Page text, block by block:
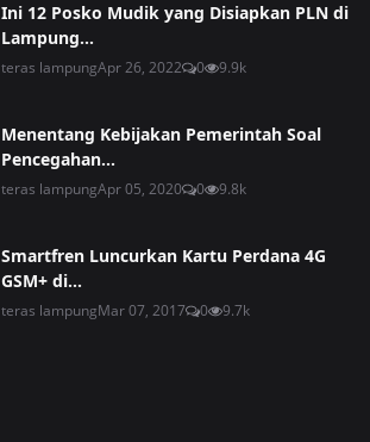
Ini 12 Posko Mudik yang Disiapkan PLN di
Lampung...
teras lampungApr 26, 2022 0 9.9k
Menentang Kebijakan Pemerintah Soal
Pencegahan...
teras lampungApr 05, 2020 0 9.8k
Smartfren Luncurkan Kartu Perdana 4G
GSM+ di...
teras lampungMar 07, 2017 0 9.7k